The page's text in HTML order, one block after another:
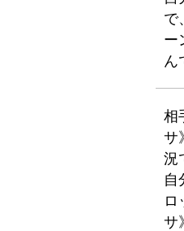
で
ー
ん
相
サ
況
自
ロ
サ